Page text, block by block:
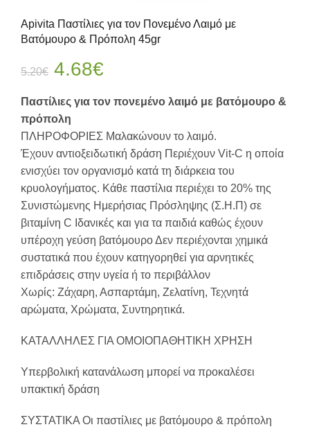
Apivita Παστίλιες για τον Πονεμένο Λαιμό με
Βατόμουρο & Πρόπολη 45gr
5.20€ Original
price
was:
5.20€.
4.68€
τρέχουσα
τιμή
είναι:
4.68€.
Παστίλιες για τον πονεμένο λαιμό με βατόμουρο &
πρόπολη
ΠΛΗΡΟΦΟΡΙΕΣ Μαλακώνουν το λαιμό.
Έχουν αντιοξειδωτική δράση Περιέχουν Vit-C η οποία
ενισχύει τον οργανισμό κατά τη διάρκεια του
κρυολογήματος. Κάθε παστίλια περιέχει το 20% της
Συνιστώμενης Ημερήσιας Πρόσληψης (Σ.Η.Π) σε
βιταμίνη C Ιδανικές και για τα παιδιά καθώς έχουν
υπέροχη γεύση βατόμουρο Δεν περιέχονται χημικά
συστατικά που έχουν κατηγορηθεί για αρνητικές
επιδράσεις στην υγεία ή το περιβάλλον
Χωρίς: Ζάχαρη, Ασπαρτάμη, Ζελατίνη, Τεχνητά
αρώματα, Χρώματα, Συντηρητικά.
ΚΑΤΑΛΛΗΛΕΣ ΓΙΑ ΟΜΟΙΟΠΑΘΗΤΙΚΗ ΧΡΗΣΗ
Υπερβολική κατανάλωση μπορεί να προκαλέσει
υπακτική δράση
ΣΥΣΤΑΤΙΚΑ Οι παστίλιες με βατόμουρο & πρόπολη